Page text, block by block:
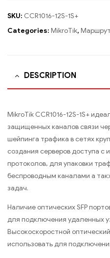
SKU: CCR1016-12S-1S+
Categories: MikroTik,
DESCRIPTION
MikroTik CCR1016-12S-1S+
защищенных каналов связи
шейпинга трафика в сетях
создания серверов доступа с
протоколов, для упаковки
беспроводным каналами а
задач.
Наличие оптических SFP
для подключения удаленных
Высокоскоростной
использовать для